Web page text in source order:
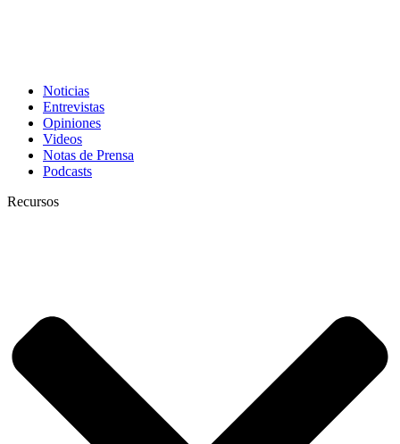
Noticias
Entrevistas
Opiniones
Videos
Notas de Prensa
Podcasts
Recursos